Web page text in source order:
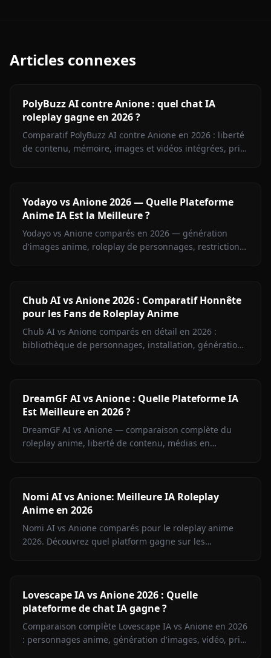
Articles connexes
PolyBuzz AI contre Anione : quel chat IA
roleplay gagne en 2026 ?
Comparatif PolyBuzz AI contre Anione en 2026 : liberté
de contenu, mémoire, images et vidéos intégrées, prix.
Yodayo vs Anione 2026 — Quelle Plateforme
Anime IA Est la Meilleure ?
Yodayo vs Anione comparés en 2026 — génération
d'images anime, roleplay de personnages, restrictions
Chub AI vs Anione 2026 : Comparatif Honnête
pour les Fans de Roleplay Anime
Chub AI vs Anione comparés en détail en 2026 :
bibliothèque de personnages, installation, génération
DreamGF AI vs Anione : Quelle Plateforme IA
Est Meilleure en 2026 ?
DreamGF AI vs Anione — comparaison complète du
roleplay anime, liberté de contenu, médias en
Nomi AI vs Anione: Meilleure IA Roleplay
Anime en 2026
Nomi AI vs Anione comparés pour le roleplay anime
2026. Découvrez quel platform gagne sur les
Lovescape IA vs Anione 2026 : Quelle
plateforme de chat IA gagne ?
Comparaison complète Lovescape IA vs Anione en 2026
: personnages anime, génération d'images, vidéo, prix